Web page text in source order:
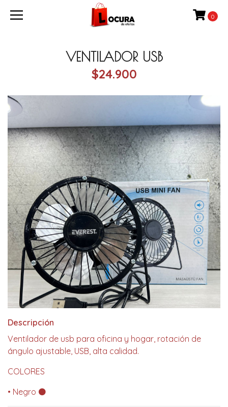
0
VENTILADOR USB
$24.900
Descripción
Ventilador de usb para oficina y hogar, rotación de
ángulo ajustable, USB, alta calidad.
COLORES
• Negro ⚫